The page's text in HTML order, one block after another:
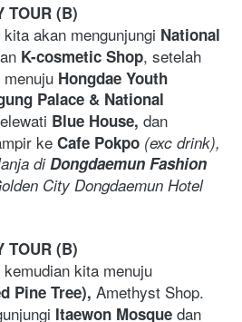
TOUR (B)
akan mengunjungi National
K-cosmetic Shop, setelah
Hongdae Youth
Palace & National
Blue House, dan
ke Cafe Pokpo (exc drink),
di Dongdaemun Fashion
City Dongdaemun Hotel
TOUR (B)
Pine Tree), Amethyst Shop.
Itaewon Mosque dan